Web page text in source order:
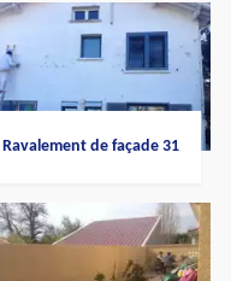
Ravalement de façade 31